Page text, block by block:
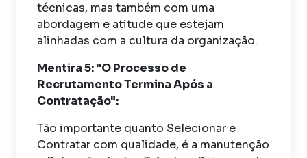
técnicas, mas também com uma
abordagem e atitude que estejam
alinhadas com a cultura da organização.
Mentira 5: "O Processo de
Recrutamento Termina Após a
Contratação":
Tão importante quanto Selecionar e
Contratar com qualidade, é a manutenção